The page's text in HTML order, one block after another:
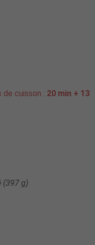
de cuisson : 20 min + 13
(397 g)